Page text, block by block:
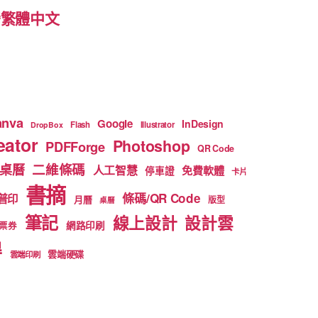
體中文
DropBox Flash Google Illustrator InDesign
PDFForge Photoshop QR Code
曆 二維條碼 人工智慧 停車證 免費軟體 卡片
印 書摘 月曆 桌曆 條碼/QR Code 版型
券 筆記 網路印刷 線上設計 設計雲
雲端印刷 雲端硬碟